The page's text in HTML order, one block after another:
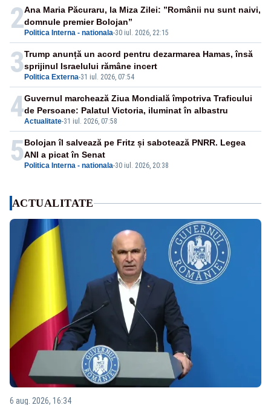
2 Politica Interna - nationala-30 iul. 2026, 22:15
Ana Maria Păcuraru, la Miza Zilei: ”Românii nu sunt naivi,
domnule premier Bolojan”
3 Politica Externa-31 iul. 2026, 07:54
Trump anunță un acord pentru dezarmarea Hamas, însă
sprijinul Israelului rămâne incert
4Actualitate-31 iul. 2026, 07:58
Guvernul marchează Ziua Mondială împotriva Traficului
de Persoane: Palatul Victoria, iluminat în albastru
5 Politica Interna - nationala-30 iul. 2026, 20:38
Bolojan îl salvează pe Fritz și sabotează PNRR. Legea
ANI a picat în Senat
ACTUALITATE
6 aug. 2026, 16:34